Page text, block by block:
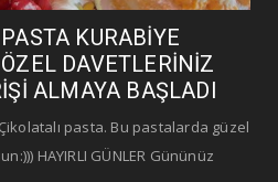
KURABİYE
DAVETLERİNİZ
ALMAYA BAŞLADI
pasta. Bu pastalarda güzel
HAYIRLI GÜNLER Gününüz